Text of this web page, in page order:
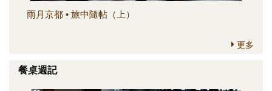
雨月京都 • 旅中隨帖（上）
更多
餐桌週記